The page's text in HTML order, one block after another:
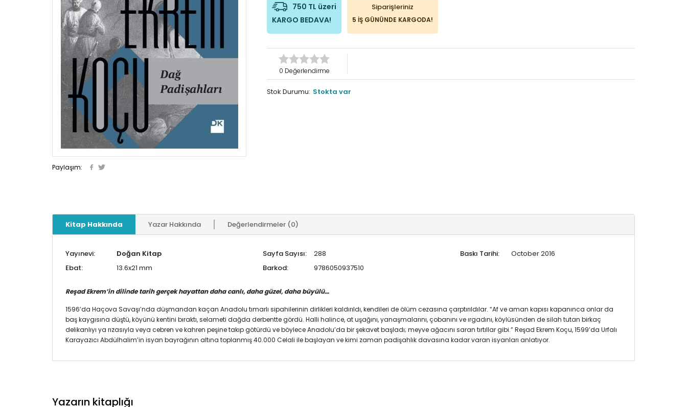
Paylaşım:
750 TL üzeri
KARGO BEDAVA!
Siparişleriniz
5 İŞ GÜNÜNDE KARGODA!
0 Değerlendirme
Stok Durumu: Stokta var
Kitap Hakkında Yazar Hakkında Değerlendirmeler (0)
Yayınevi: Doğan Kitap Sayfa Sayısı: 288 Baskı Tarihi:
October 2016
Ebat:
13.6x21 mm Barkod: 9786050937510
Reşad Ekrem’in dilinde tarih gerçek hayattan daha canlı, daha güzel, daha büyülü…
1596’da Haçova Savaşı’nda düşmandan kaçan Anadolu tımarlı sipahilerinin dirlikleri kaldırıldı, kendileri de ölüm cezasına çarptırıldılar. “Af ve aman kapısı kapanınca onlar da
baş kaygısına düştü, köyünü kentini bıraktı, selameti dağda derbentte gördü. Halli halince, at uşağını, yanaşmalarını, çobanını ve ırgadını, köylüsünden de silah tutan birkaç
delikanlıyı ya rızasıyla veya cebren ve kahren peşine takıp götürdü ve böylece Anadolu’da bir şekavet başladı; meyve ağacını saran tırtıllar gibi.” Reşad Ekrem Koçu, 1599’da Urfalı
Karayazıcı Abdülhalim’in isyan bayrağının altına toplanmış 40.000 Celali ile başlayan ve kimi zaman padişahlık davasına kadar varan isyanları anlatıyor.
Yazarın kitaplığı